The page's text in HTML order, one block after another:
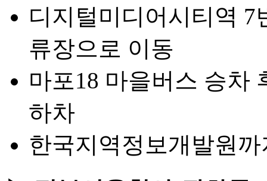
디지털미디어시티역 7
류장으로 이동
마포18 마을버스 승차
하차
한국지역정보개발원